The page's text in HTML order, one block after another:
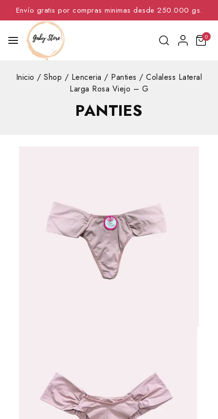
Envío gratis por compras minimas desde 250.000 gs.
0
Inicio / Shop / Lenceria / Panties / Colaless Lateral
Larga Rosa Viejo – G
PANTIES